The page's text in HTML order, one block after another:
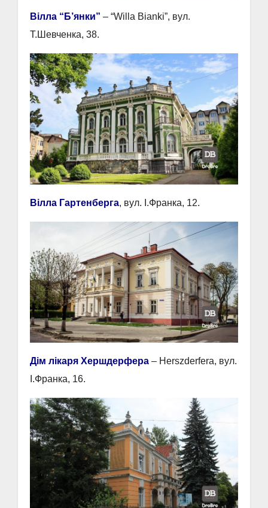
Вілла “Б’янки” – “Willa Bianki”, вул.
Т.Шевченка, 38.
Вілла Гартенберга, вул. І.Франка, 12.
Дім лікаря Хершдерфера – Herszderfera, вул.
І.Франка, 16.